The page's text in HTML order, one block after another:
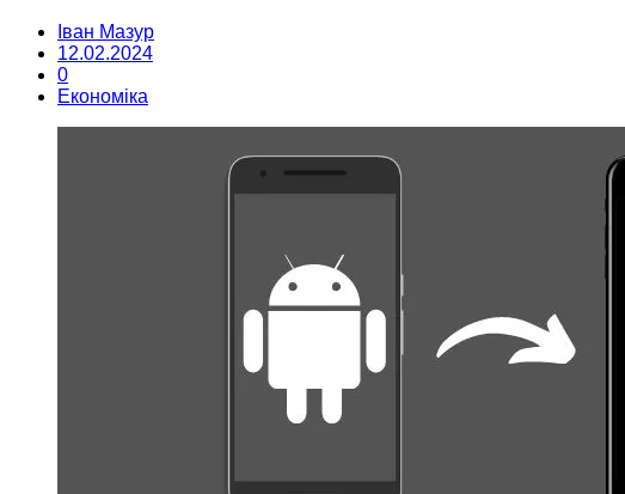
Іван Мазур
12.02.2024
0
Економіка